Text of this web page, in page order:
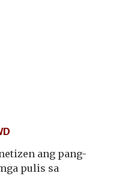
ang pang-
pulis sa